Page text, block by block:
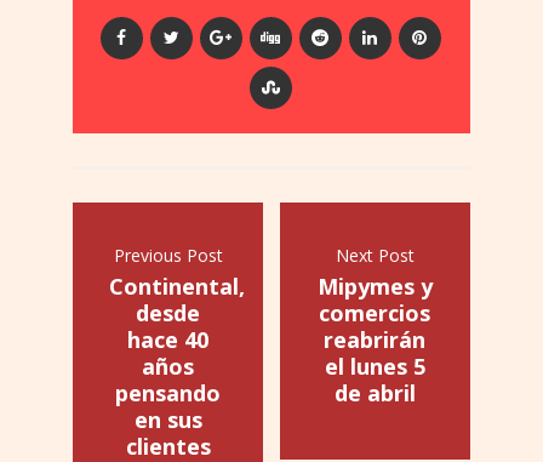
Previous Post
Continental,
desde
hace 40
años
pensando
en sus
clientes
Next Post
Mipymes y
comercios
reabrirán
el lunes 5
de abril